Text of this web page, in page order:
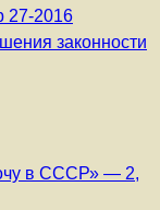
27-2016
законности
в СССР» — 2,